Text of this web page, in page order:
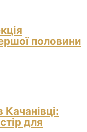
половини
для